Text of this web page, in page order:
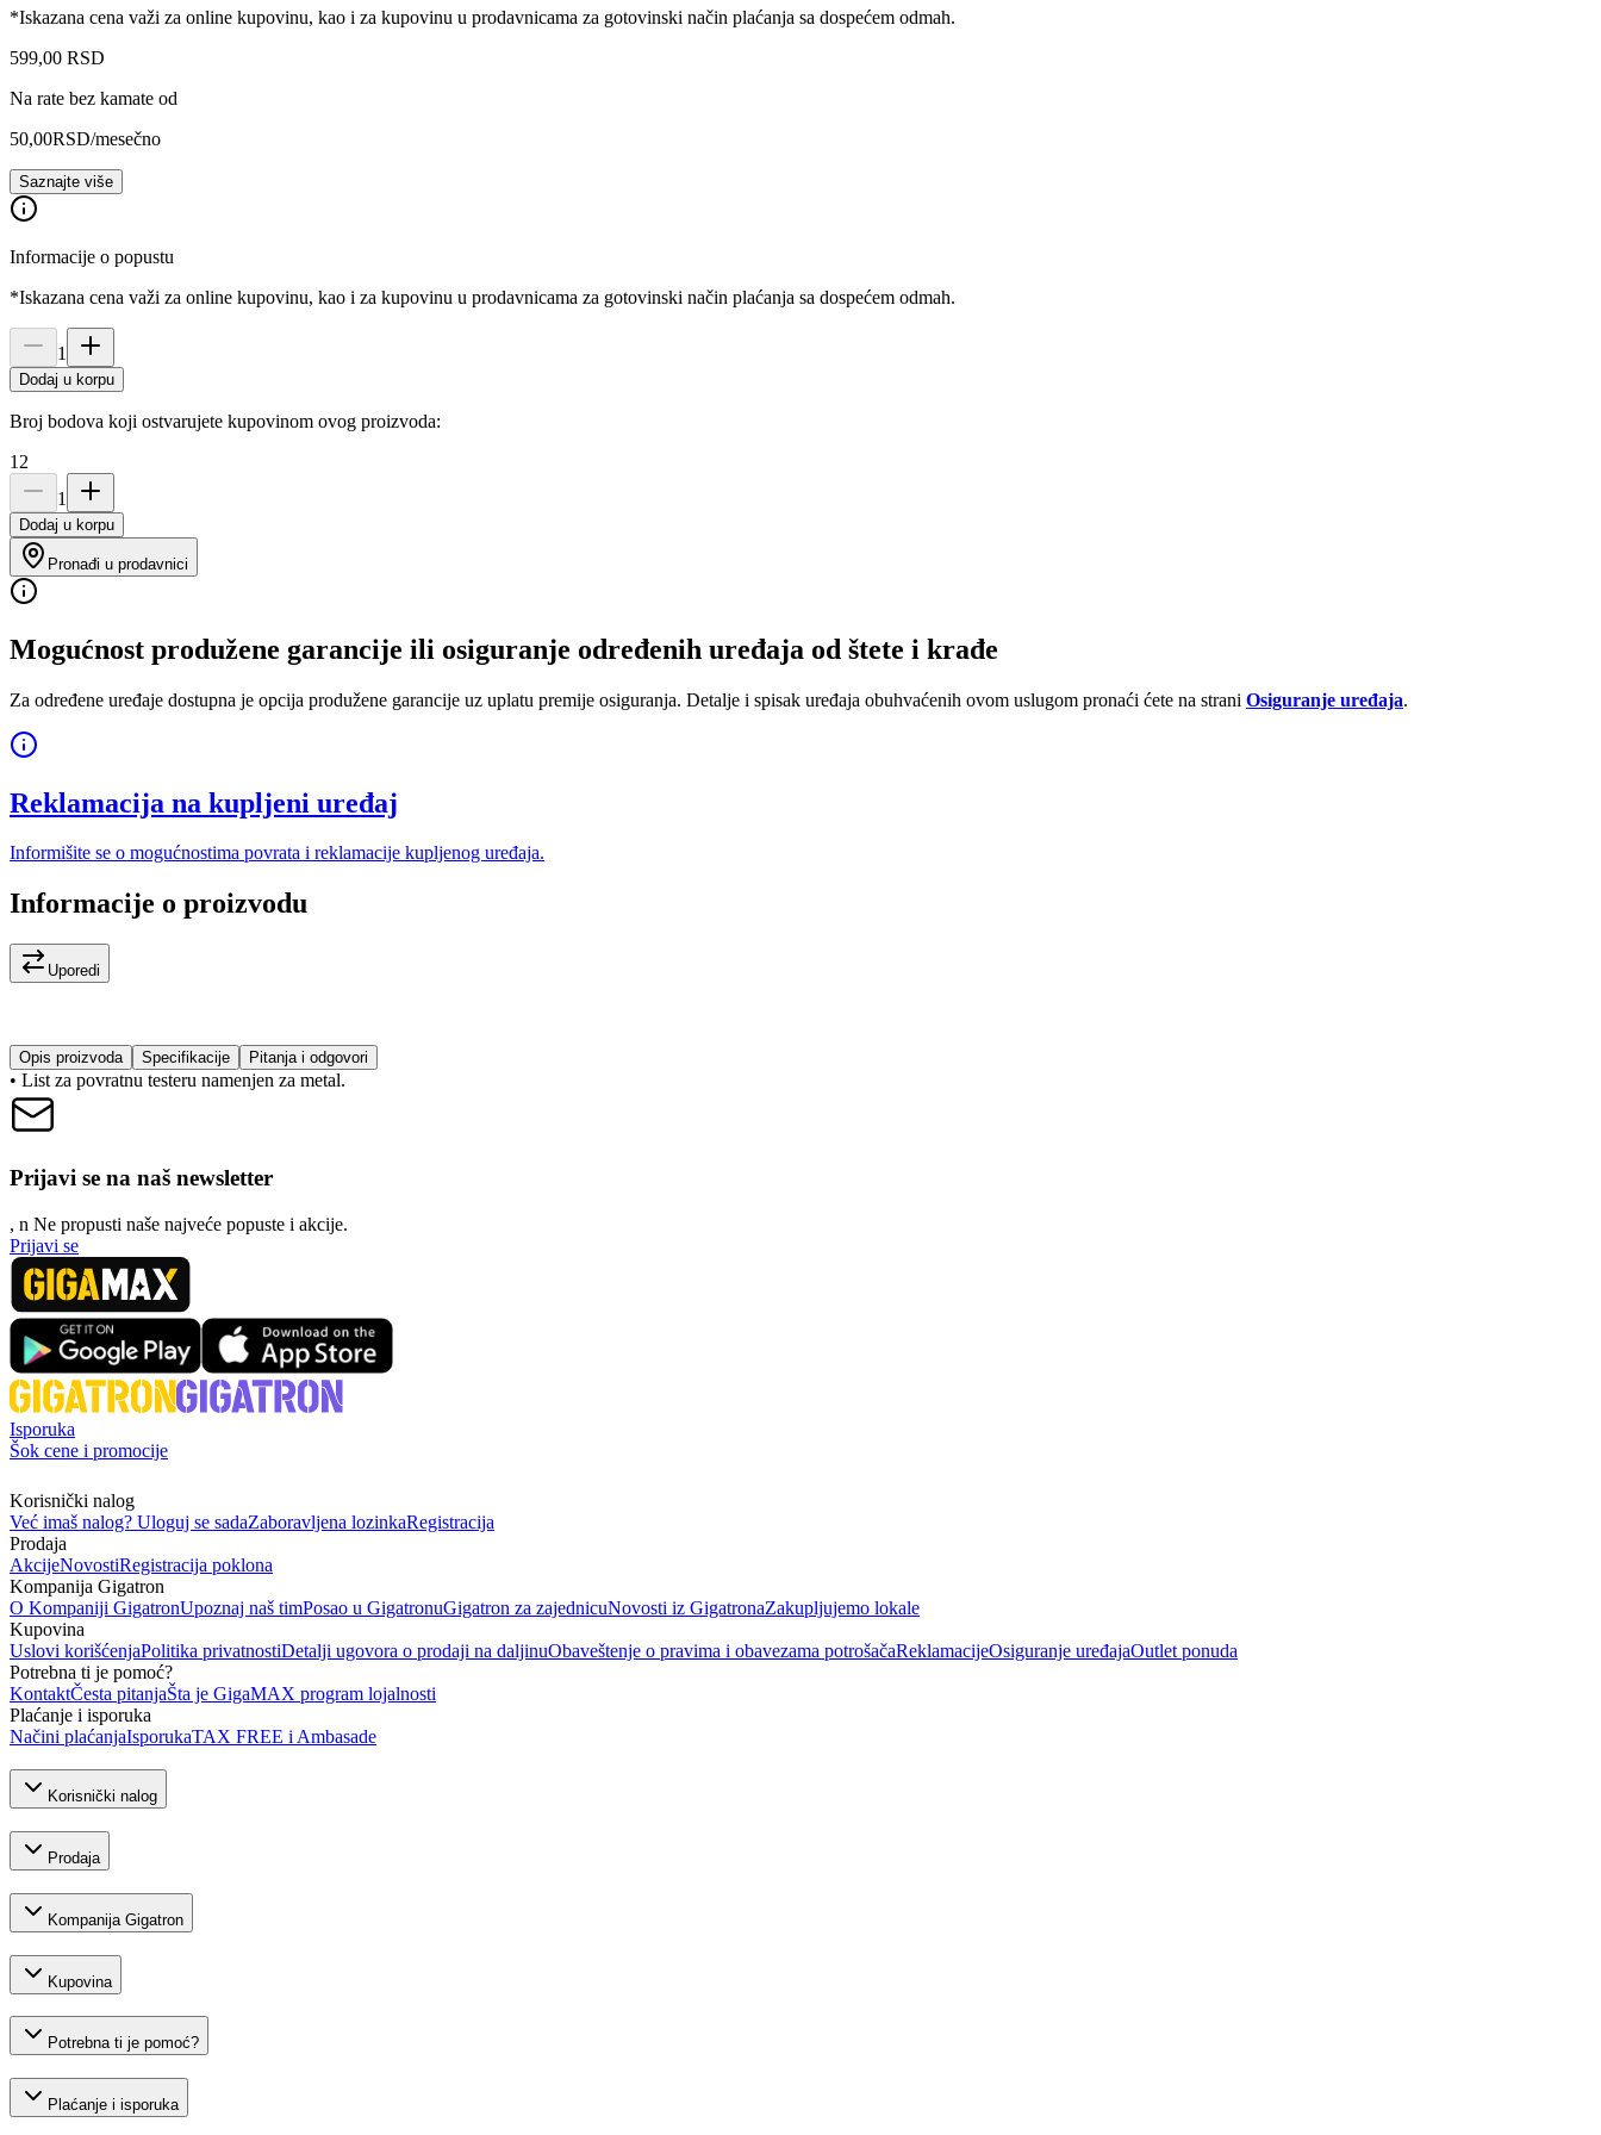
*Iskazana cena važi za online kupovinu, kao i za kupovinu u prodavnicama za gotovinski način plaćanja sa dospećem odmah.
599,00 RSD
Na rate bez kamate od
50,00RSD/mesečno
Saznajte više
Informacije o popustu
*Iskazana cena važi za online kupovinu, kao i za kupovinu u prodavnicama za gotovinski način plaćanja sa dospećem odmah.
1
Dodaj u korpu
Broj bodova koji ostvarujete kupovinom ovog proizvoda:
12
1
Dodaj u korpu
Pronađi u prodavnici
Mogućnost produžene garancije ili osiguranje određenih uređaja od štete i krađe
Za određene uređaje dostupna je opcija produžene garancije uz uplatu premije osiguranja. Detalje i spisak uređaja obuhvaćenih ovom uslugom pronaći ćete na strani Osiguranje uređaja.
Reklamacija na kupljeni uređaj
Informišite se o mogućnostima povrata i reklamacije kupljenog uređaja.
Informacije o proizvodu
Uporedi
Opis proizvoda Specifikacije Pitanja i odgovori
• List za povratnu testeru namenjen za metal.
Prijavi se na naš newsletter
, n Ne propusti naše najveće popuste i akcije.
Prijavi se
Isporuka
Šok cene i promocije
Korisnički nalog
Već imaš nalog? Uloguj se sadaZaboravljena lozinkaRegistracija
Prodaja
AkcijeNovostiRegistracija poklona
Kompanija Gigatron
O Kompaniji GigatronUpoznaj naš timPosao u GigatronuGigatron za zajednicuNovosti iz GigatronaZakupljujemo lokale
Kupovina
Uslovi korišćenjaPolitika privatnostiDetalji ugovora o prodaji na daljinuObaveštenje o pravima i obavezama potrošačaReklamacijeOsiguranje uređajaOutlet ponuda
Potrebna ti je pomoć?
KontaktČesta pitanjaŠta je GigaMAX program lojalnosti
Plaćanje i isporuka
Načini plaćanjaIsporukaTAX FREE i Ambasade
Korisnički nalog
Prodaja
Kompanija Gigatron
Kupovina
Potrebna ti je pomoć?
Plaćanje i isporuka